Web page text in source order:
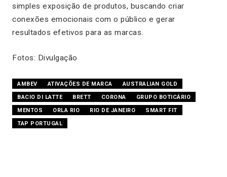
simples exposição de produtos, buscando criar
conexões emocionais com o público e gerar
resultados efetivos para as marcas.
Fotos: Divulgação
AMBEV ATIVAÇÕES DE MARCA
AUSTRALIAN GOLD
BACIO DI LATTE
BRETT CORONA
GRUPO BOTICÁRIO
MENTOS
ORLA RIO RIO DE JANEIRO
SMART FIT
TAP PORTUGAL